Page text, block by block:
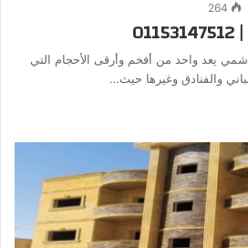
264
يعد واحد من أفخم وأرقى الأحجام التي
والفنادق وغيرها حيث…